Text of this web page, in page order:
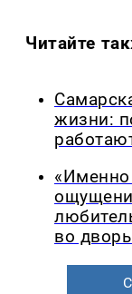
Читайте
жизни:
«Именно
во